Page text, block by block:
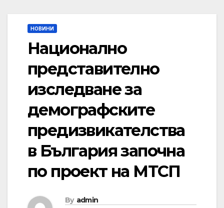
НОВИНИ
Национално
представително
изследване за
демографските
предизвикателства
в България започна
по проект на МТСП
By admin